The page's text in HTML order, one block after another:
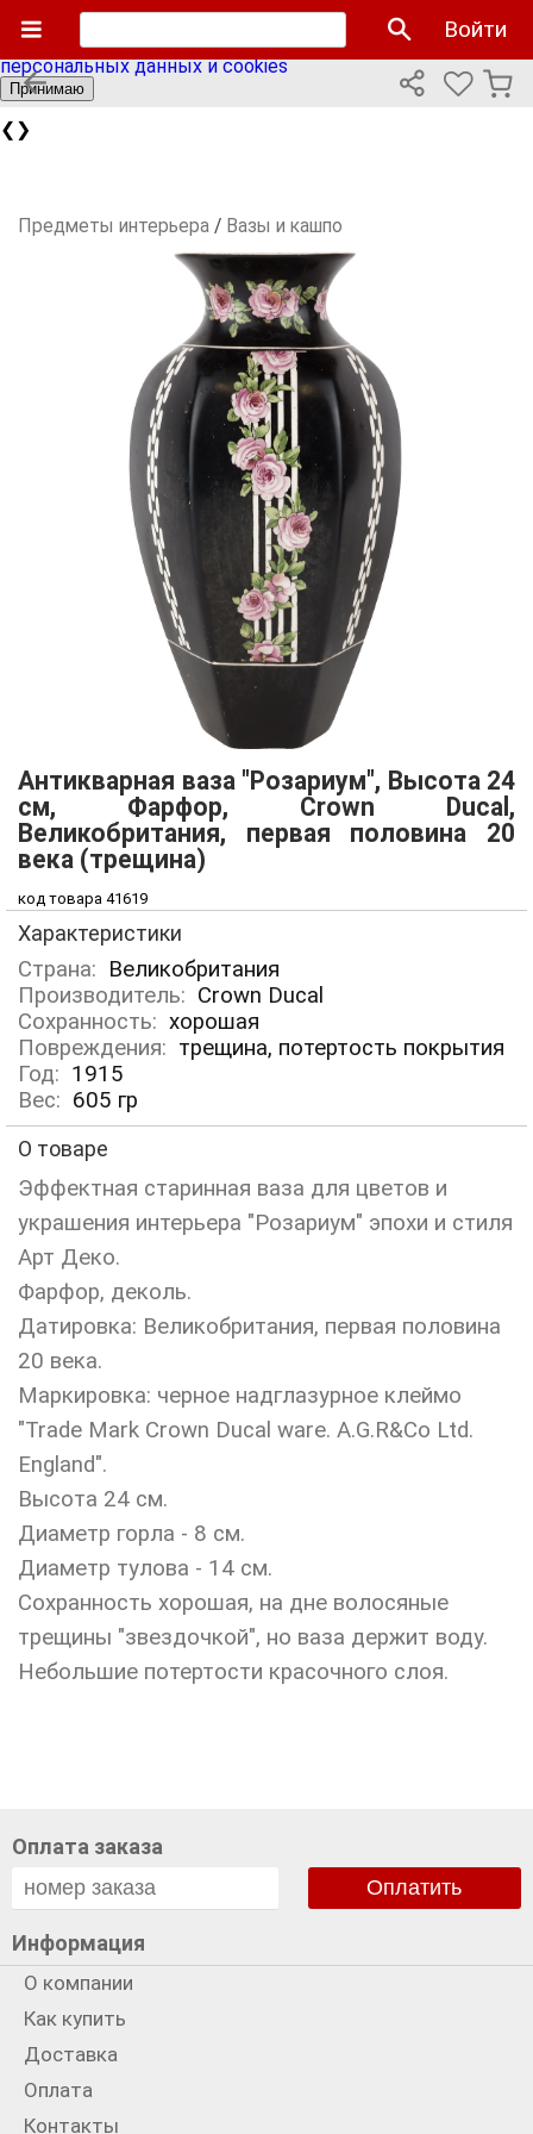
Мы используем cookies файлы для улучшения работы
сайта и персонализации. Продолжая пользоваться сайтом
вы соглашаетесь с нашейполитикой использования
персональных данных и cookies
Принимаю
❮ ❯
Войти
Предметы интерьера / Вазы и кашпо
Антикварная ваза "Розариум", Высота 24
см, Фарфор, Crown Ducal,
Великобритания, первая половина 20
века (трещина)
код товара 41619
Характеристики
Страна: Великобритания
Производитель: Crown Ducal
Сохранность: хорошая
Повреждения: трещина, потертость покрытия
Год: 1915
Вес: 605 гр
О товаре
Эффектная старинная ваза для цветов и
украшения интерьера "Розариум" эпохи и стиля
Арт Деко.
Фарфор, деколь.
Датировка: Великобритания, первая половина
20 века.
Маркировка: черное надглазурное клеймо
"Trade Mark Crown Ducal ware. A.G.R&Co Ltd.
England".
Высота 24 см.
Диаметр горла - 8 см.
Диаметр тулова - 14 см.
Сохранность хорошая, на дне волосяные
трещины "звездочкой", но ваза держит воду.
Небольшие потертости красочного слоя.
Оплата заказа
Оплатить
Информация
О компании
Как купить
Доставка
Оплата
Контакты